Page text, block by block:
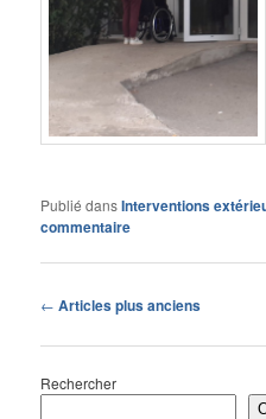
Publié dansInterventions
commentaire
Navigation
articles
← Articles plus anciens
Rechercher